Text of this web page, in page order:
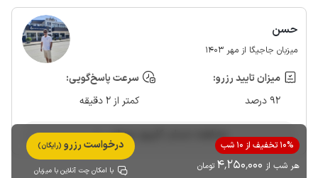
حسن
میزبان جاجیگا از مهر 1403
میزان تایید رزرو:
92 درصد
سرعت پاسخ‌گویی:
کمتر از 2 دقیقه
مشاهده حساب کاربری میزبان
10% تخفیف از 10 شب
هر شب از 4٬250٬000 تومان
درخواست رزرو (رایگان)
با امکان چت آنلاین با میزبان